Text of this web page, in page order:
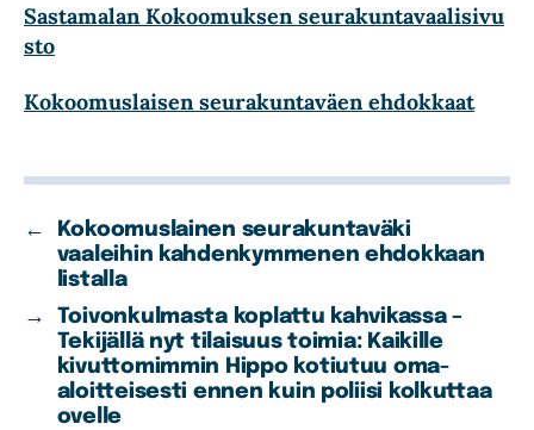
Sastamalan Kokoomuksen seurakuntavaalisivu
sto
Kokoomuslaisen seurakuntaväen ehdokkaat
←
Kokoomuslainen seurakuntaväki
vaaleihin kahdenkymmenen ehdokkaan
listalla
→
Toivonkulmasta koplattu kahvikassa –
Tekijällä nyt tilaisuus toimia: Kaikille
kivuttomimmin Hippo kotiutuu oma-
aloitteisesti ennen kuin poliisi kolkuttaa
ovelle